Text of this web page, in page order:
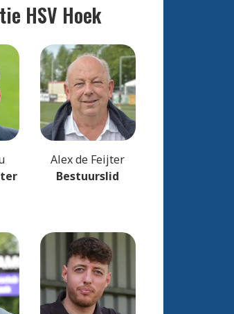
HSV Hoek
Alex de Feijter
Bestuurslid